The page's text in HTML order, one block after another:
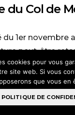
du Col de
1er novembre
peut-être
Cela
à Val
cookies pour vous
site web. Si vous
que vous en
POLITIQUE DE